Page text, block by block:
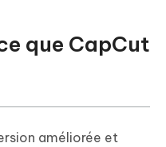
que CapCut
améliorée et